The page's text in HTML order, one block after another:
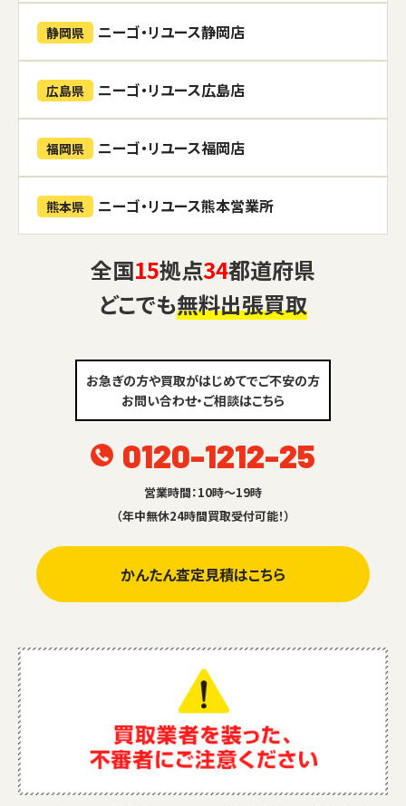
静岡県 ニーゴ・リユース静岡店
広島県 ニーゴ・リユース広島店
福岡県 ニーゴ・リユース福岡店
熊本県 ニーゴ・リユース熊本営業所
全国15拠点34都道府県
どこでも無料出張買取
お急ぎの方や買取がはじめてでご不安の方
お問い合わせ・ご相談はこちら
0120-1212-25
営業時間：10時～19時
（年中無休24時間買取受付可能！）
かんたん査定見積はこちら